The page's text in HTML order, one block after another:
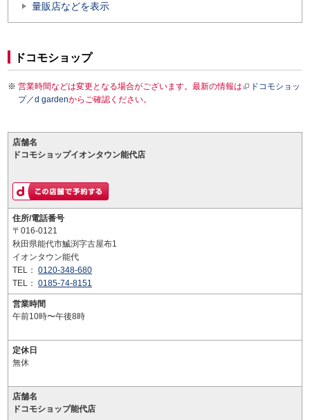
量販店などを表示
ドコモショップ
営業時間などは変更となる場合がございます。最新の情報は
ドコモショッ
プ／d gardenからご確認ください。
店舗名
ドコモショップイオンタウン能代店
住所/電話番号
〒016-0121
秋田県能代市鰄渕字古屋布1
イオンタウン能代
TEL： 0120-348-680
TEL： 0185-74-8151
営業時間
午前10時〜午後8時
定休日
無休
店舗名
ドコモショップ能代店